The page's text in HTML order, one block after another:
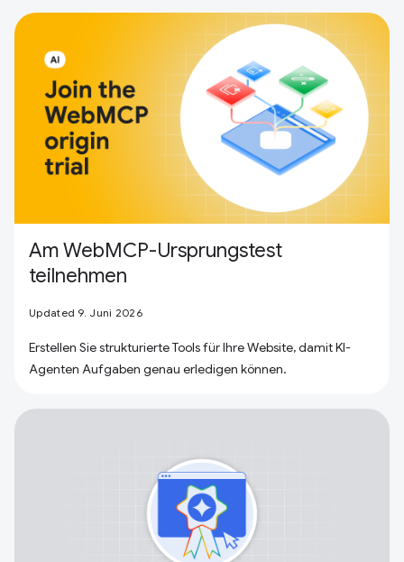
Am WebMCP-Ursprungstest
teilnehmen
Updated 9. Juni 2026
Erstellen Sie strukturierte Tools für Ihre Website, damit KI-
Agenten Aufgaben genau erledigen können.